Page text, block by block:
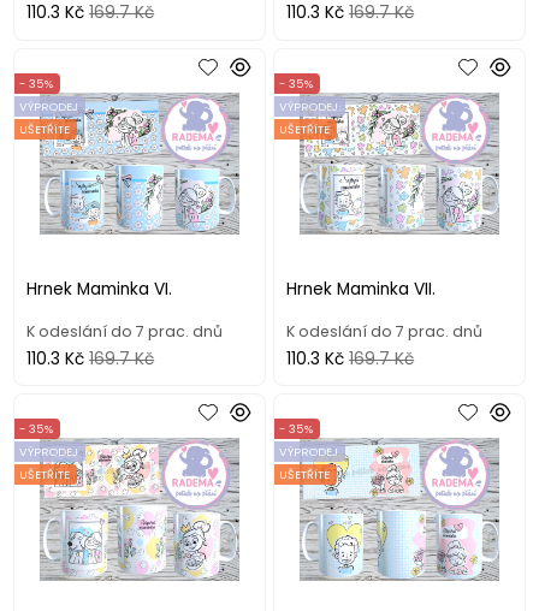
110.3 Kč 169.7 Kč 110.3 Kč 169.7 Kč
Hrnek Maminka VI.
- 35%
VÝPRODEJ
UŠETŘÍTE
K odeslání do 7 prac. dnů
110.3 Kč 169.7 Kč
Hrnek Maminka VII.
- 35%
VÝPRODEJ
UŠETŘÍTE
K odeslání do 7 prac. dnů
110.3 Kč 169.7 Kč
- 35%
VÝPRODEJ
UŠETŘÍTE
- 35%
VÝPRODEJ
UŠETŘÍTE